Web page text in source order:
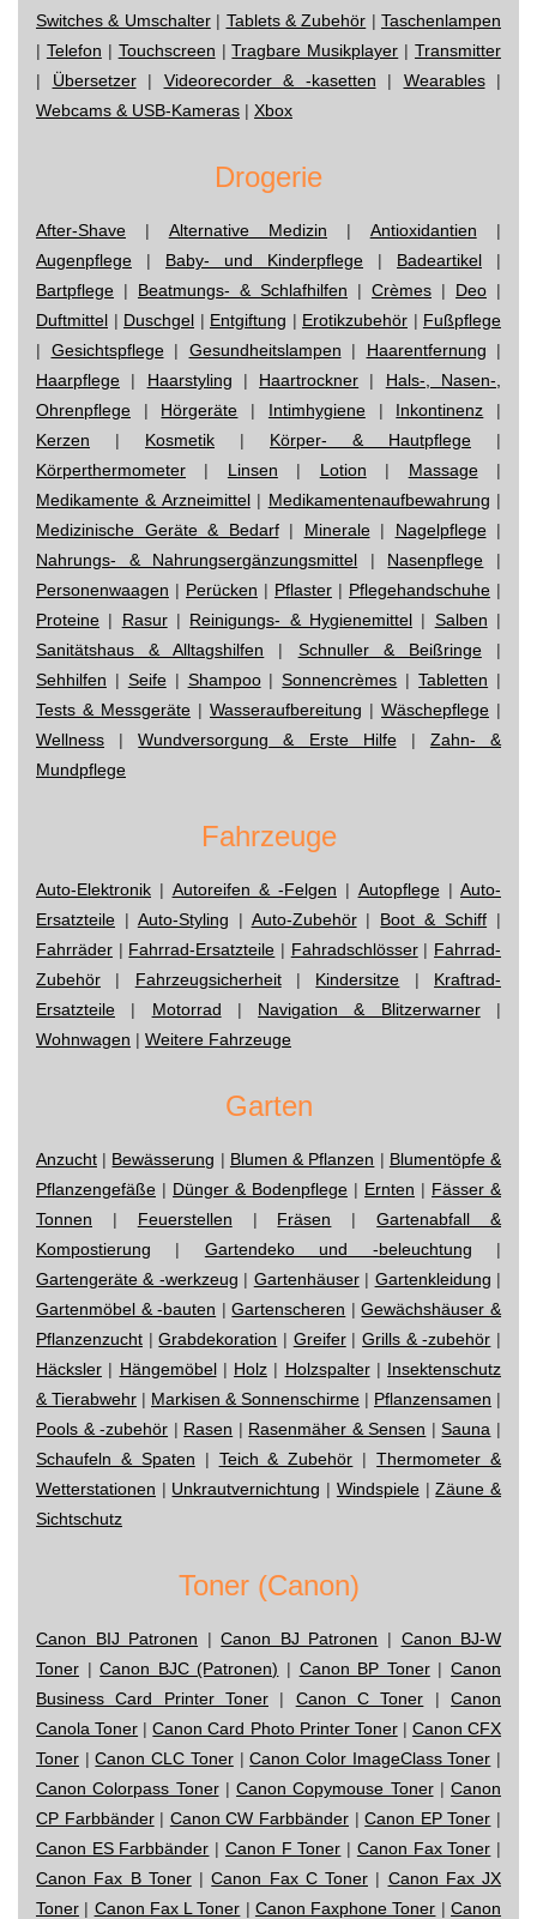
Switches & Umschalter| Tablets & Zubehör | Taschenlampen
| Telefon | Touchscreen |Tragbare Musikplayer | Transmitter
| Übersetzer| Videorecorder & -kasetten | Wearables|
Webcams & USB-Kameras | Xbox
Drogerie
After-Shave | Alternative Medizin | Antioxidantien |
Augenpflege | Baby- und Kinderpflege | Badeartikel |
Bartpflege | Beatmungs- & Schlafhilfen | Crèmes | Deo |
Duftmittel | Duschgel | Entgiftung | Erotikzubehör | Fußpflege
| Gesichtspflege| Gesundheitslampen | Haarentfernung |
Haarpflege | Haarstyling | Haartrockner | Hals-, Nasen-,
Ohrenpflege | Hörgeräte | Intimhygiene| Inkontinenz |
Kerzen | Kosmetik | Körper- & Hautpflege |
Körperthermometer | Linsen | Lotion | Massage|
Medikamente & Arzneimittel| Medikamentenaufbewahrung |
Medizinische Geräte & Bedarf| Minerale| Nagelpflege|
Nahrungs- & Nahrungsergänzungsmittel | Nasenpflege |
Personenwaagen | Perücken | Pflaster | Pflegehandschuhe |
Proteine | Rasur| Reinigungs- & Hygienemittel | Salben |
Sanitätshaus & Alltagshilfen | Schnuller & Beißringe|
Sehhilfen | Seife| Shampoo|Sonnencrèmes |Tabletten |
Tests & Messgeräte | Wasseraufbereitung | Wäschepflege |
Wellness |Wundversorgung & Erste Hilfe| Zahn- &
Mundpflege
Fahrzeuge
Auto-Elektronik | Autoreifen & -Felgen | Autopflege| Auto-
Ersatzteile | Auto-Styling | Auto-Zubehör| Boot & Schiff |
Fahrräder | Fahrrad-Ersatzteile | Fahradschlösser| Fahrrad-
Zubehör | Fahrzeugsicherheit| Kindersitze | Kraftrad-
Ersatzteile | Motorrad | Navigation & Blitzerwarner|
Wohnwagen | Weitere Fahrzeuge
Garten
Anzucht | Bewässerung | Blumen & Pflanzen | Blumentöpfe &
Pflanzengefäße | Dünger & Bodenpflege | Ernten | Fässer &
Tonnen | Feuerstellen | Fräsen |Gartenabfall &
Kompostierung | Gartendeko und -beleuchtung |
Gartengeräte & -werkzeug | Gartenhäuser| Gartenkleidung |
Gartenmöbel & -bauten |Gartenscheren |Gewächshäuser &
Pflanzenzucht |Grabdekoration | Greifer|Grills & -zubehör |
Häcksler | Hängemöbel| Holz | Holzspalter| Insektenschutz
& Tierabwehr | Markisen & Sonnenschirme | Pflanzensamen |
Pools & -zubehör | Rasen | Rasenmäher & Sensen |Sauna |
Schaufeln & Spaten | Teich & Zubehör |Thermometer &
Wetterstationen | Unkrautvernichtung | Windspiele|Zäune &
Sichtschutz
Toner (Canon)
Canon BIJ Patronen |Canon BJ Patronen | Canon BJ-W
Toner |Canon BJC (Patronen) | Canon BP Toner|Canon
Business Card Printer Toner | Canon C Toner |Canon
Canola Toner |Canon Card Photo Printer Toner| Canon CFX
Toner |Canon CLC Toner|Canon Color ImageClass Toner |
Canon Colorpass Toner| Canon Copymouse Toner| Canon
CP Farbbänder| Canon CW Farbbänder |Canon EP Toner |
Canon ES Farbbänder | Canon F Toner | Canon Fax Toner |
Canon Fax B Toner|Canon Fax C Toner | Canon Fax JX
Toner | Canon Fax L Toner | Canon Faxphone Toner |Canon